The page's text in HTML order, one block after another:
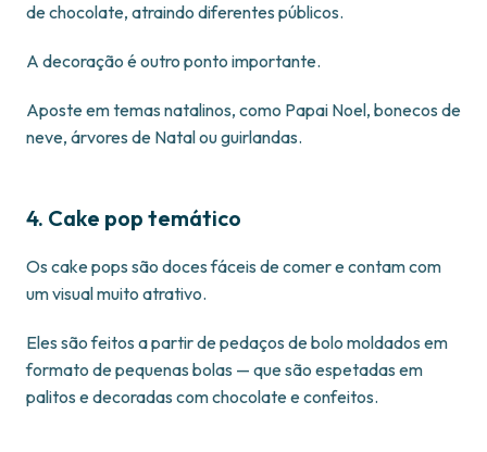
de chocolate, atraindo diferentes públicos.
A decoração é outro ponto importante.
Aposte em temas natalinos, como Papai Noel, bonecos de
neve, árvores de Natal ou guirlandas.
4. Cake pop temático
Os cake pops são doces fáceis de comer e contam com
um visual muito atrativo.
Eles são feitos a partir de pedaços de bolo moldados em
formato de pequenas bolas — que são espetadas em
palitos e decoradas com chocolate e confeitos.